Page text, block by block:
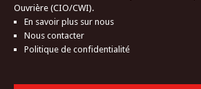
Ouvrière (CIO/CWI).
En savoir plus sur nous
Nous contacter
Politique de confidentialité